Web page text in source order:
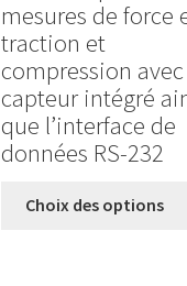
mesures de force
traction et
compression avec
capteur intégré
que l’interface de
données RS-232
Choix des options